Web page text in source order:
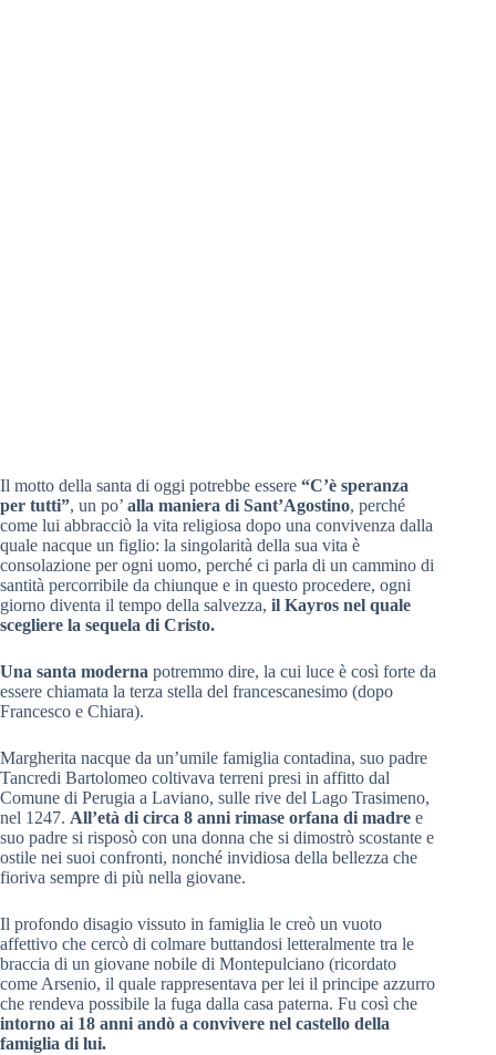
Il motto della santa di oggi potrebbe essere “C’è speranza
per tutti”, un po’ alla maniera di Sant’Agostino, perché
come lui abbracciò la vita religiosa dopo una convivenza dalla
quale nacque un figlio: la singolarità della sua vita è
consolazione per ogni uomo, perché ci parla di un cammino di
santità percorribile da chiunque e in questo procedere, ogni
giorno diventa il tempo della salvezza, il Kayros nel quale
scegliere la sequela di Cristo.
Una santa moderna potremmo dire, la cui luce è così forte da
essere chiamata la terza stella del francescanesimo (dopo
Francesco e Chiara).
Margherita nacque da un’umile famiglia contadina, suo padre
Tancredi Bartolomeo coltivava terreni presi in affitto dal
Comune di Perugia a Laviano, sulle rive del Lago Trasimeno,
nel 1247. All’età di circa 8 anni rimase orfana di madre e
suo padre si risposò con una donna che si dimostrò scostante e
ostile nei suoi confronti, nonché invidiosa della bellezza che
fioriva sempre di più nella giovane.
Il profondo disagio vissuto in famiglia le creò un vuoto
affettivo che cercò di colmare buttandosi letteralmente tra le
braccia di un giovane nobile di Montepulciano (ricordato
come Arsenio, il quale rappresentava per lei il principe azzurro
che rendeva possibile la fuga dalla casa paterna. Fu così che
intorno ai 18 anni andò a convivere nel castello della
famiglia di lui.